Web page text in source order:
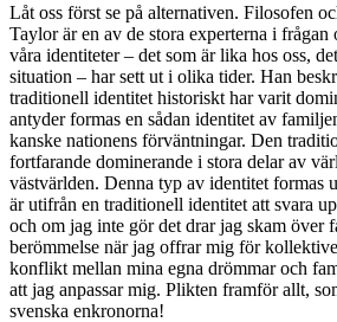
Låt oss först se på alternativen. Filosofen
Taylor är en av de stora experterna i
våra identiteter – det som är lika hos oss,
situation – har sett ut i olika tider. Han
traditionell identitet historiskt har varit
antyder formas en sådan identitet av
kanske nationens förväntningar. Den
fortfarande dominerande i stora delar av
västvärlden. Denna typ av identitet
är utifrån en traditionell identitet att svara
och om jag inte gör det drar jag skam över
berömmelse när jag offrar mig för
konflikt mellan mina egna drömmar och
att jag anpassar mig. Plikten framför allt,
svenska enkronorna!